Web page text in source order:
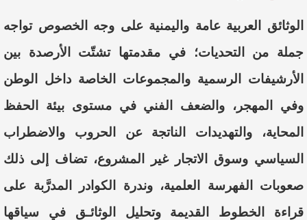
الوثائق العربية عامة واليمنية على وجه الخصوص تواجه
جملة من التحديات؛ في مقدمتها تشتّت الأرصدة بين
الأرشيفات الرسمية والمجموعات الخاصة داخل الوطن
وفي المهجر، والضعف الفني في مستوى بيئة الحفظ
المحاية، والتهديدات الناتجة عن الحروب والاضطراب
السياسي وسوق الاتجار غير المشروع، تضاف إلى ذلك
صعوبات الفهرسة العلمية، وندرة الكوادر المدرَّبة على
قراءة الخطوط القديمة وتحليل الوثائـق في سياقها